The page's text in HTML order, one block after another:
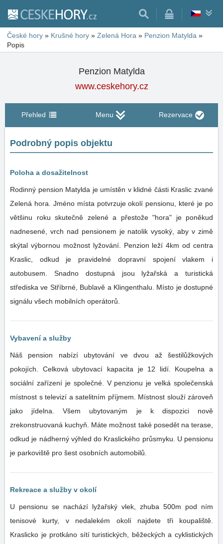
České hory » Krušné hory » Zelená Hora » Penzion Matylda »
Popis
Penzion Matylda
www.ceskehory.cz
Přehled Menu Rezervace
Podrobný popis objektu
Poloha a dosažitelnost
Rodinný pension Matylda je umístěn v klidné části Kraslic zvané
Zelená hora. Jméno místa potvrzuje okolí pensionu, které je po
většinu roku skutečně zelené a přestože "hora" je poněkud
nadnesené, vrch nad pensionem je natolik vysoký, aby v zimě
skýtal výbornou možnost lyžování. Penzion leží 4km od centra
Kraslic, odkud je pravidelné dopravní spojení vlakem i
autobusem. Snadno dostupná jsou lyžařská a turistická
střediska ve Stříbrné, Bublavě a Klingenthalu. Místo je dostupné
signálu všech mobilních operátorů.
Vybavení a služby
Náš pension nabízí ubytování ve dvou až šestilůžkových
pokojích. Celková ubytovací kapacita je 12 lidí. Koupelna a
sociální zařízení je společné. V penzionu je velká společenská
místnost s televizí a satelitním příjmem. Místnost slouží zároveň
jako jídelna. Všem ubytovaným je k dispozici nově
zrekonstruovaná kuchyň. Máte možnost také posedět na terase,
odkud je nádherný výhled do Kraslického průsmyku. U pensionu
je parkoviště pro šest osobních automobilů.
Rekreace a služby v okolí
U pensionu se nachází lyžařský vlek, zhuba 500m pod ním
tenisové kurty, v nedalekém okolí najdete tři koupaliště.
Kraslicko je protkáno sítí turistických, běžeckých a cyklistických